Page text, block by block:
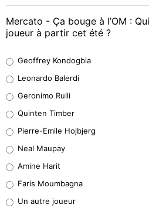
Mercato - Ça bouge à l’OM :
joueur à partir cet été ?
38%
32%
5%
1%
Geoffrey Kondogbia
Leonardo Balerdi
Geronimo Rulli
Quinten Timber
Pierre-Emile Hojbjerg
Neal Maupay
Amine Harit
Faris Moumbagna
Un autre joueur